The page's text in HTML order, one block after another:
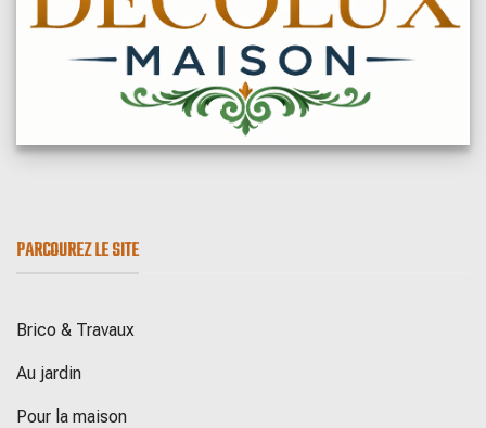
PARCOUREZ LE SITE
Brico & Travaux
Au jardin
Pour la maison